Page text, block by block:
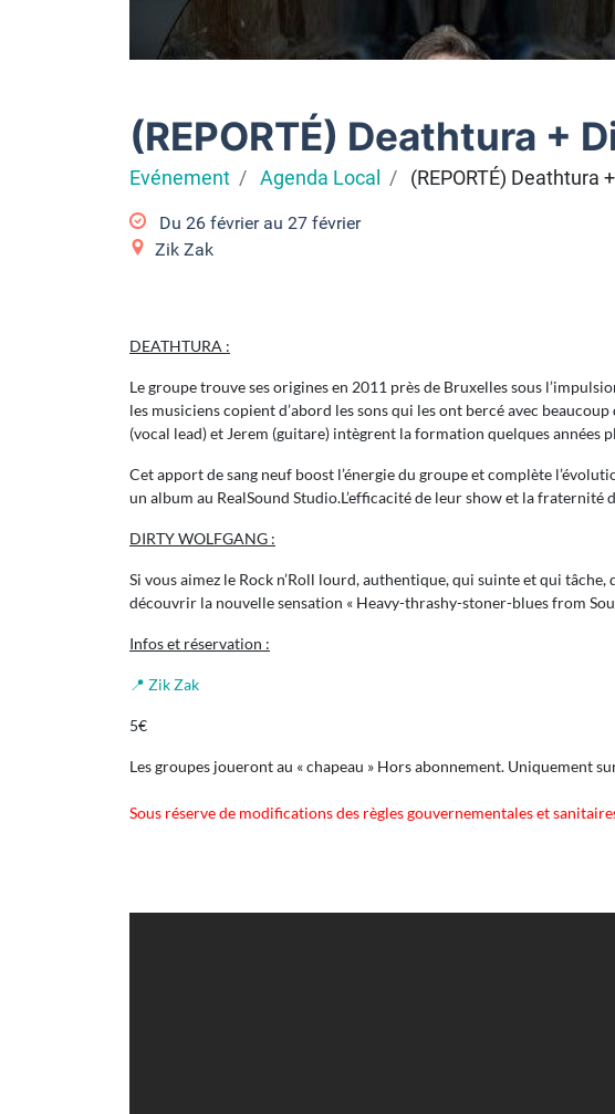
(REPORTÉ) Deathtura +
Evénement Agenda Local (REPORTÉ) Deathtura
Du 26 février au 27 février
Zik Zak
DEATHTURA :
Le groupe trouve ses origines en 2011 près de Bruxelles sous
les musiciens copient d’abord les sons qui les ont bercé avec
(vocal lead) et Jerem (guitare) intègrent la formation quelques années
Cet apport de sang neuf boost l’énergie du groupe et complète
un album au RealSound Studio.L’efficacité de leur show et la
DIRTY WOLFGANG :
Si vous aimez le Rock n’Roll lourd, authentique, qui suinte et qui
découvrir la nouvelle sensation « Heavy-thrashy-stoner-blues from
Infos et réservation :
📍 Zik Zak
5€
Les groupes joueront au « chapeau » Hors abonnement. Uniquement
Sous réserve de modifications des règles gouvernementales et